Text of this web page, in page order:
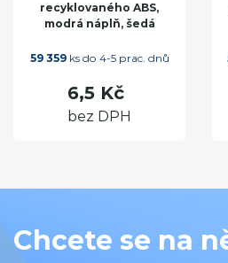
recyklovaného ABS,
modrá náplň, šedá
59 359ks do 4-5 prac. dnů
6,5 Kč
bez DPH
Chcete se na